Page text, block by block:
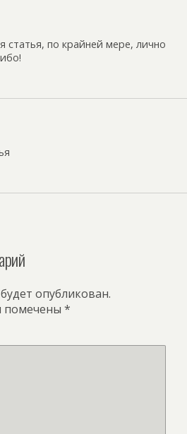
статья, по крайней мере, лично
опубликован.
помечены *